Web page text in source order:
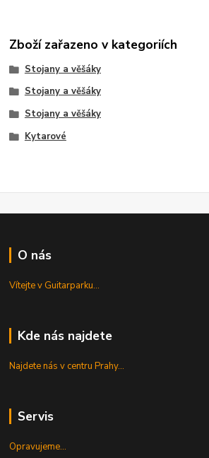
Zboží zařazeno v kategoriích
Stojany a věšáky
Stojany a věšáky
Stojany a věšáky
Kytarové
O nás
Vítejte v Guitarparku...
Kde nás najdete
Najdete nás v centru Prahy...
Servis
Opravujeme...